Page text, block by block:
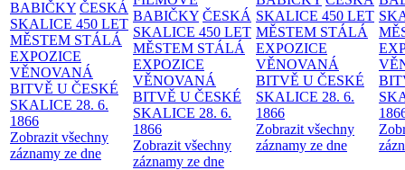
BABIČKY ČESKÁ
SKALICE 450 LET
MĚSTEM STÁLÁ
EXPOZICE
VĚNOVANÁ
BITVĚ U ČESKÉ
SKALICE 28. 6.
1866
Zobrazit všechny
záznamy ze dne
BABIČKY ČESKÁ
SKALICE 450 LET
MĚSTEM STÁLÁ
EXPOZICE
VĚNOVANÁ
BITVĚ U ČESKÉ
SKALICE 28. 6.
1866
Zobrazit všechny
záznamy ze dne
SKALICE 450 LET
MĚSTEM STÁLÁ
EXPOZICE
VĚNOVANÁ
BITVĚ U ČESKÉ
SKALICE 28. 6.
1866
Zobrazit všechny
záznamy ze dne